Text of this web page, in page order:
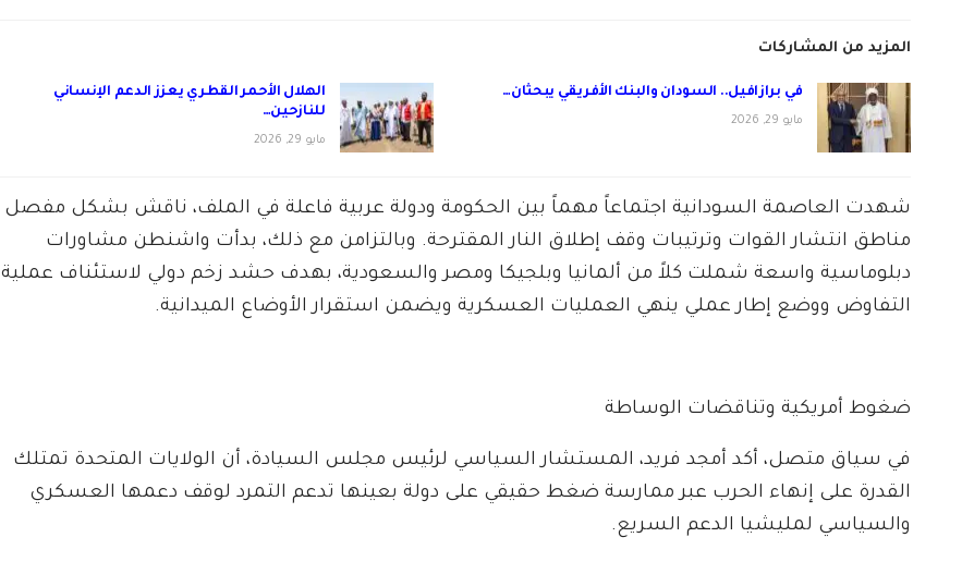
المزيد من المشاركات
في برازافيل.. السودان والبنك الأفريقي يبحثان…
مايو 29, 2026
الهلال الأحمر القطري يعزز الدعم الإنساني
للنازحين…
مايو 29, 2026
شهدت العاصمة السودانية اجتماعاً مهماً بين الحكومة ودولة عربية فاعلة في الملف، ناقش بشكل مفصل
مناطق انتشار القوات وترتيبات وقف إطلاق النار المقترحة. وبالتزامن مع ذلك، بدأت واشنطن مشاورات
دبلوماسية واسعة شملت كلاً من ألمانيا وبلجيكا ومصر والسعودية، بهدف حشد زخم دولي لاستئناف عملية
التفاوض ووضع إطار عملي ينهي العمليات العسكرية ويضمن استقرار الأوضاع الميدانية.
ضغوط أمريكية وتناقضات الوساطة
في سياق متصل، أكد أمجد فريد، المستشار السياسي لرئيس مجلس السيادة، أن الولايات المتحدة تمتلك
القدرة على إنهاء الحرب عبر ممارسة ضغط حقيقي على دولة بعينها تدعم التمرد لوقف دعمها العسكري
والسياسي لمليشيا الدعم السريع.